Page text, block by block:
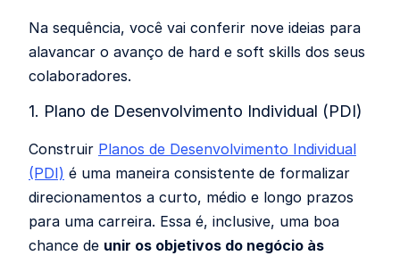
Na sequência, você vai conferir nove ideias para
alavancar o avanço de hard e soft skills dos seus
colaboradores.
1. Plano de Desenvolvimento Individual (PDI)
Construir Planos de Desenvolvimento Individual
(PDI) é uma maneira consistente de formalizar
direcionamentos a curto, médio e longo prazos
para uma carreira. Essa é, inclusive, uma boa
chance de unir os objetivos do negócio às